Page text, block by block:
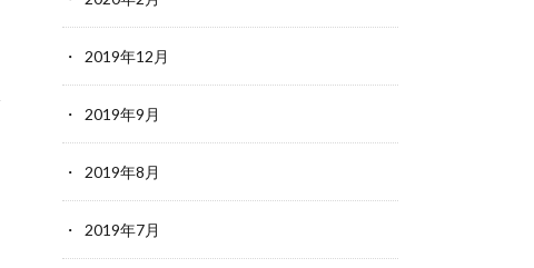
2019年12月
2019年9月
2019年8月
2019年7月